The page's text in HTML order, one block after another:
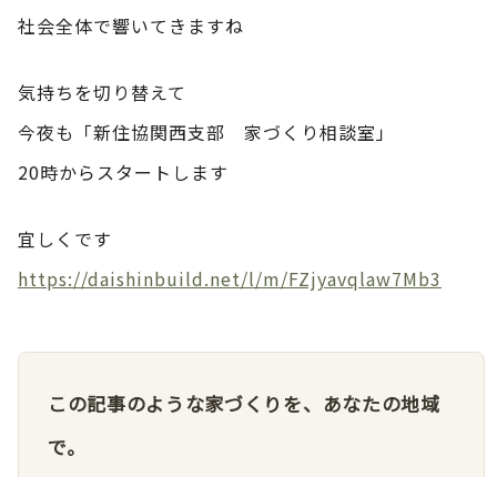
社会全体で響いてきますね
気持ちを切り替えて
今夜も「新住協関西支部 家づくり相談室」
20時からスタートします
宜しくです
https://daishinbuild.net/l/m/FZjyavqlaw7Mb3
この記事のような家づくりを、あなたの地域
で。